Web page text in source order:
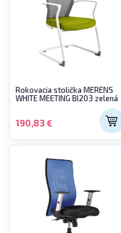
Rokovacia stolička MERENS
WHITE MEETING BI203 zelená
190,83 €